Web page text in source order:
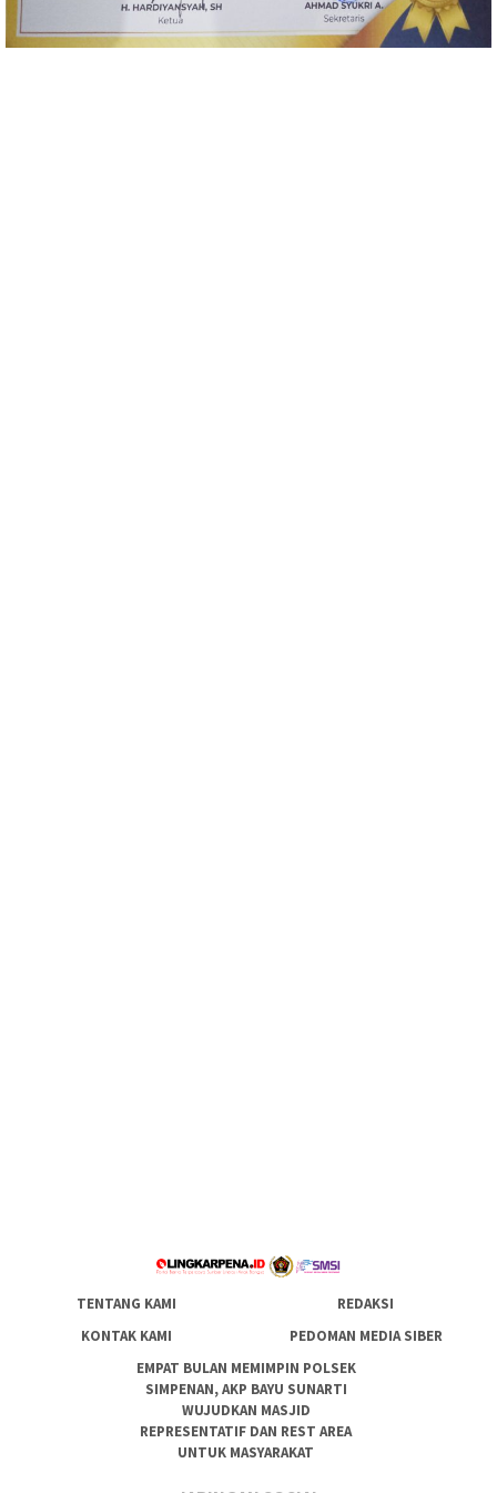
TENTANG KAMI
REDAKSI
KONTAK KAMI
PEDOMAN MEDIA SIBER
EMPAT BULAN MEMIMPIN POLSEK
SIMPENAN, AKP BAYU SUNARTI
WUJUDKAN MASJID
REPRESENTATIF DAN REST AREA
UNTUK MASYARAKAT